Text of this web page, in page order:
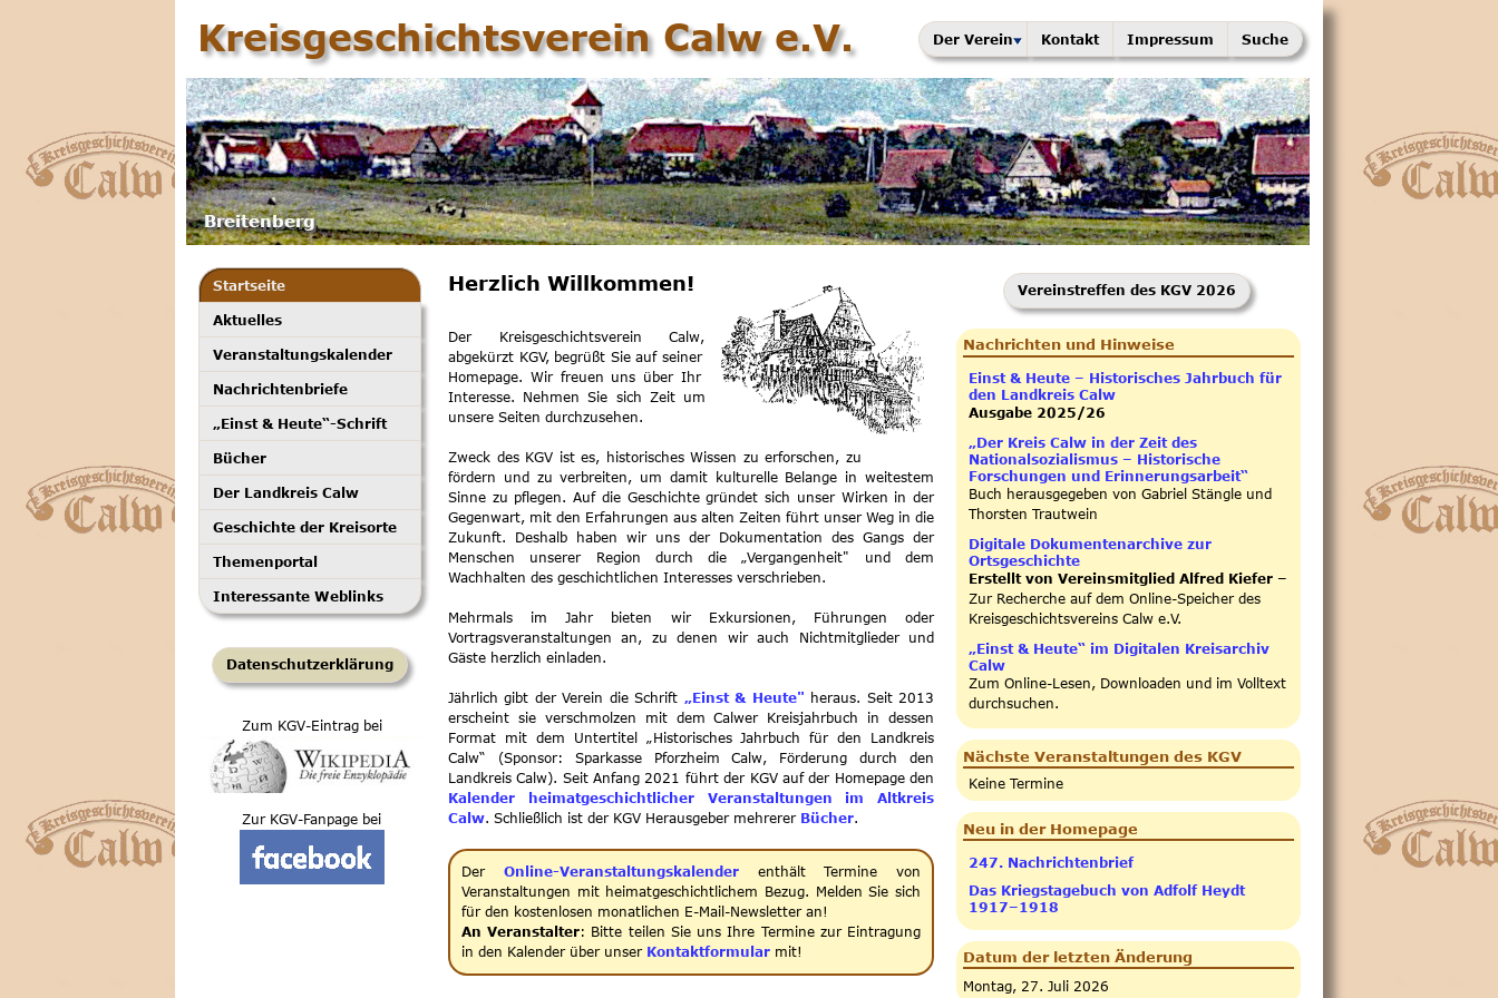
Kreisgeschichtsverein Calw e.V. Der Verein Kontakt Impressum Suche
Startseite
Aktuelles
Veranstaltungskalender
Nachrichtenbriefe
„Einst & Heute“-Schrift
Bücher
Der Landkreis Calw
Geschichte der Kreisorte
Themenportal
Interessante Weblinks
Datenschutzerklärung
Zum KGV-Eintrag bei
Zur KGV-Fanpage bei
Herzlich Willkommen!
Der Kreisgeschichtsverein Calw,
abgekürzt KGV, begrüßt Sie auf seiner
Homepage. Wir freuen uns über Ihr
Interesse. Nehmen Sie sich Zeit um
unsere Seiten durchzusehen.
Zweck des KGV ist es, historisches Wissen zu erforschen, zu
fördern und zu verbreiten, um damit kulturelle Belange in weitestem
Sinne zu pflegen. Auf die Geschichte gründet sich unser Wirken in der
Gegenwart, mit den Erfahrungen aus alten Zeiten führt unser Weg in die
Zukunft. Deshalb haben wir uns der Dokumentation des Gangs der
Menschen unserer Region durch die „Vergangenheit" und dem
Wachhalten des geschichtlichen Interesses verschrieben.
Mehrmals im Jahr bieten wir Exkursionen, Führungen oder
Vortragsveranstaltungen an, zu denen wir auch Nichtmitglieder und
Gäste herzlich einladen.
Jährlich gibt der Verein die Schrift „Einst & Heute" heraus. Seit 2013
erscheint sie verschmolzen mit dem Calwer Kreisjahrbuch in dessen
Format mit dem Untertitel „Historisches Jahrbuch für den Landkreis
Calw“ (Sponsor: Sparkasse Pforzheim Calw, Förderung durch den
Landkreis Calw). Seit Anfang 2021 führt der KGV auf der Homepage den
Kalender heimatgeschichtlicher Veranstaltungen im Altkreis
Calw. Schließlich ist der KGV Herausgeber mehrerer Bücher.
Der Online-Veranstaltungskalenderenthält Termine von
Veranstaltungen mit heimatgeschichtlichem Bezug. Melden Sie sich
für den kostenlosen monatlichen E-Mail-Newsletter an!
An Veranstalter: Bitte teilen Sie uns Ihre Termine zur Eintragung
in den Kalender über unserKontaktformular mit!
Vereinstreffen des KGV 2026
Nachrichten und Hinweise
Einst & Heute – Historisches Jahrbuch für
den Landkreis Calw
Ausgabe 2025/26
„Der Kreis Calw in der Zeit des
Nationalsozialismus – Historische
Forschungen und Erinnerungsarbeit“
Buch herausgegeben von Gabriel Stängle und
Thorsten Trautwein
Digitale Dokumentenarchive zur
Ortsgeschichte
Erstellt von Vereinsmitglied Alfred Kiefer –
Zur Recherche auf dem Online-Speicher des
Kreisgeschichtsvereins Calw e.V.
„Einst & Heute“ im Digitalen Kreisarchiv
Calw
Zum Online-Lesen, Downloaden und im Volltext
durchsuchen.
Nächste Veranstaltungen des KGV
Keine Termine
Neu in der Homepage
247. Nachrichtenbrief
Das Kriegstagebuch von Adfolf Heydt
1917–1918
Datum der letzten Änderung
Montag, 27. Juli 2026